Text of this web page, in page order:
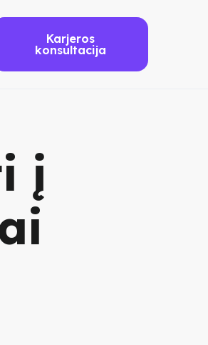
Karjeros
konsultacija
į